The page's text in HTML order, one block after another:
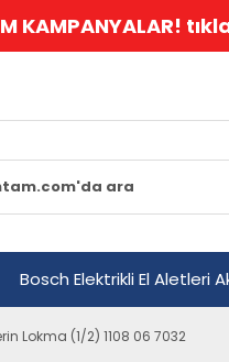
KAMPANYALAR!
Bosch Elektrikli El Aletleri
Lokma (1/2) 1108 06 7032